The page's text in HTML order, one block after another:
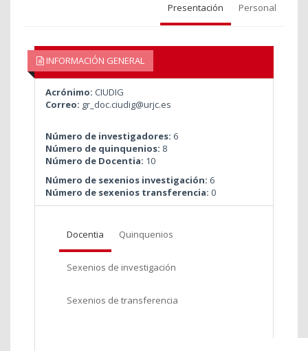
Presentación Personal
INFORMACIÓN GENERAL
Acrónimo: CIUDIG
Correo: gr_doc.ciudig@urjc.es
Número de investigadores: 6
Número de quinquenios: 8
Número de Docentia: 10
Número de sexenios investigación: 6
Número de sexenios transferencia: 0
Docentia Quinquenios
Sexenios de investigación
Sexenios de transferencia